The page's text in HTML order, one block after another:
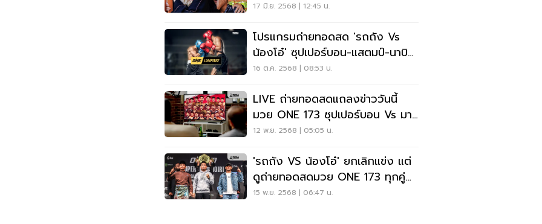
17 มิ.ย. 2568 | 12:45 น.
โปรแกรมถ่ายทอดสด 'รถถัง Vs
น้องโอ๋' ซุปเปอร์บอน-แสตมป์-นาบิล
ศึกมวย ONE 173
16 ต.ค. 2568 | 08:53 น.
LIVE ถ่ายทอดสดแถลงข่าววันนี้
มวย ONE 173 ซุปเปอร์บอน Vs มา
ซาอากิ รถถัง Vs น้องโอ๋
12 พ.ย. 2568 | 05:05 น.
'รถถัง VS น้องโอ๋' ยกเลิกแข่ง แต่
ดูถ่ายทอดสดมวย ONE 173 ทุกคู่
ตามปกติ 16 พ.ย.นี้
15 พ.ย. 2568 | 06:47 น.